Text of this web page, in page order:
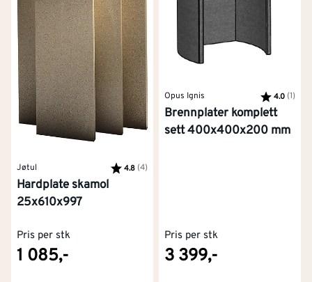
Jøtul Karakter:
4.8 (4)
Hardplate skamol
25x610x997
Pris per stk
1 085,-
Opus Ignis Karakter:
4.0 (1)
Brennplater komplett
sett 400x400x200 mm
Pris per stk
3 399,-